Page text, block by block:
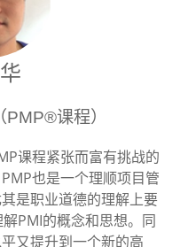
课程）
课程紧张而富有挑战的
也是一个理顺项目管
是职业道德的理解上要
PMI的概念和思想。同
又提升到一个新的高